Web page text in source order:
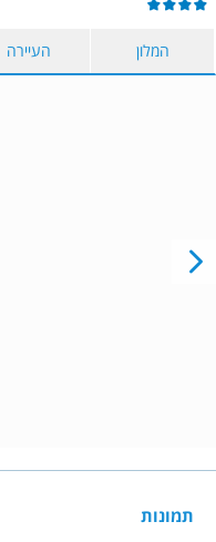
המלון העיירה
תמונות